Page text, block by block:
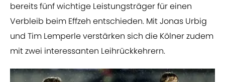
bereits fünf wichtige Leistungsträger für einen
Verbleib beim Effzeh entschieden. Mit Jonas Urbig
und Tim Lemperle verstärken sich die Kölner zudem
mit zwei interessanten Leihrückkehrern.